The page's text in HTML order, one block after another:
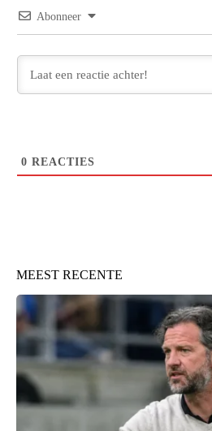
Abonneer
0 REACTIES
MEEST RECENTE